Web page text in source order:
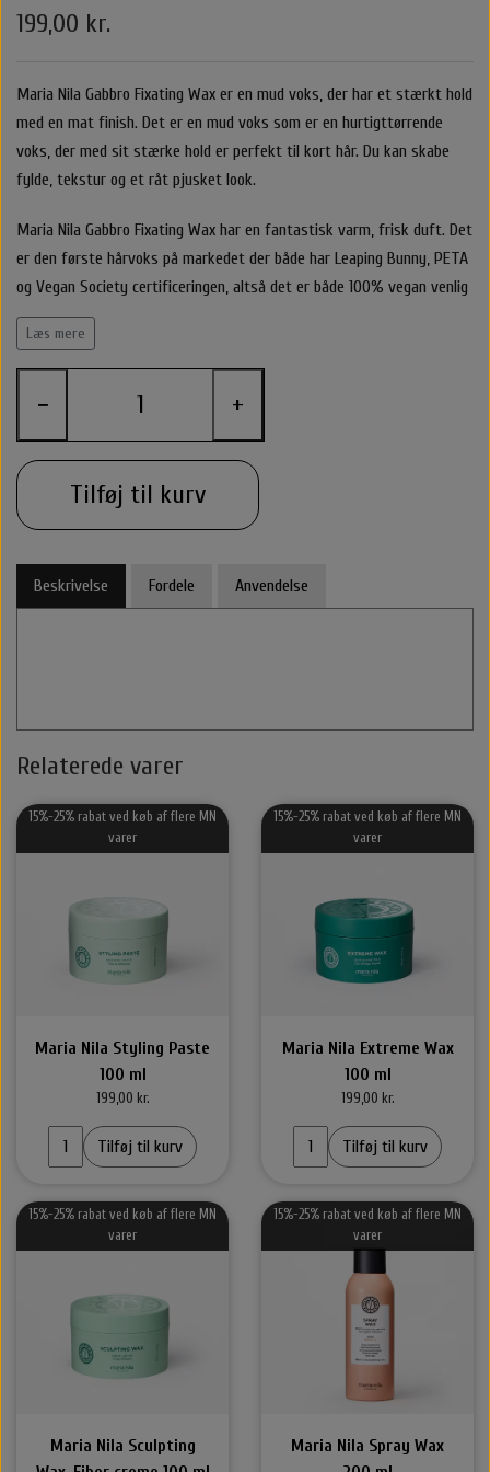
By stær
Nordic Bio Brush Hårbørster
That's So
Varmebeskyttelse
Leave in / Balsam spray
Saltvandspray & Volumespray
Voks
Stylingprodukter
Hovedbundsproblemer
Rejse størelser
Beauty box
Clips
Hårprodukter
Hårkur
Til Mænd
Stylingprodukter
Hovedbundsproblemer
Cremer
Solcreme
Make up
Selvbruner
Styling Apparater
Føntørrer
Hårbørster
Alm. Børster
Wet Brush
Accessories
Hårpynt
Accessories
Carroten Solcremer & Aftersun
Shampoo & Conditioner
Hårkur
Styling
By Stær Accessories
Rose Hårklemme
Halstørklæder & Tørklæder
Stær Huer
Nordic Bio Brush Hårbørster
Nordic Bio Brush
Libling Håraccessories
Hårelastikker
Selvbruner
199,00 kr.
Maria Nila Gabbro Fixating Wax er en mud voks, der har et stærkt hold
med en mat finish. Det er en mud voks som er en hurtigttørrende
voks, der med sit stærke hold er perfekt til kort hår. Du kan skabe
fylde, tekstur og et råt pjusket look.
Maria Nila Gabbro Fixating Wax har en fantastisk varm, frisk duft. Det
er den første hårvoks på markedet der både har Leaping Bunny, PETA
og Vegan Society certificeringen, altså det er både 100% vegan venlig
t og ikke testet på dyr. Der ud over er Gneiss Fixating Wax uden sulfa
ter og er parabenefri.
Læs mere
− +
Tilføj til kurv
Beskrivelse Fordele Anvendelse
Relaterede varer
15%-25% rabat ved køb af flere MN
varer
Maria Nila Styling Paste
100 ml
199,00 kr.
Tilføj til kurv
15%-25% rabat ved køb af flere MN
varer
Maria Nila Extreme Wax
100 ml
199,00 kr.
Tilføj til kurv
15%-25% rabat ved køb af flere MN
varer
Maria Nila Sculpting
15%-25% rabat ved køb af flere MN
varer
Maria Nila Spray Wax